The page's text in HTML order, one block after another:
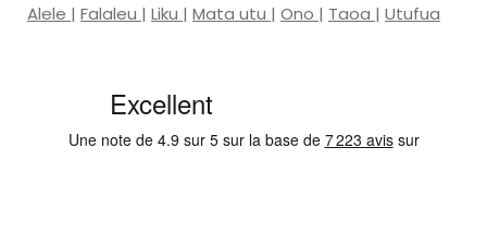
Alele | Falaleu | Liku | Mata utu | Ono | Taoa | Utufua